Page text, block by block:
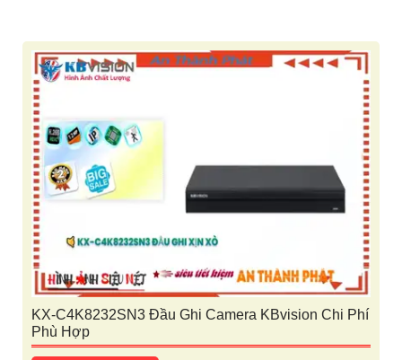
KX-C4K8232SN3 Đầu Ghi Camera KBvision Chi Phí
Phù Hợp